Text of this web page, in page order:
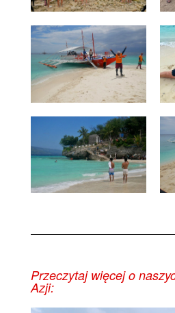
Przeczytaj więcej o
Azji: